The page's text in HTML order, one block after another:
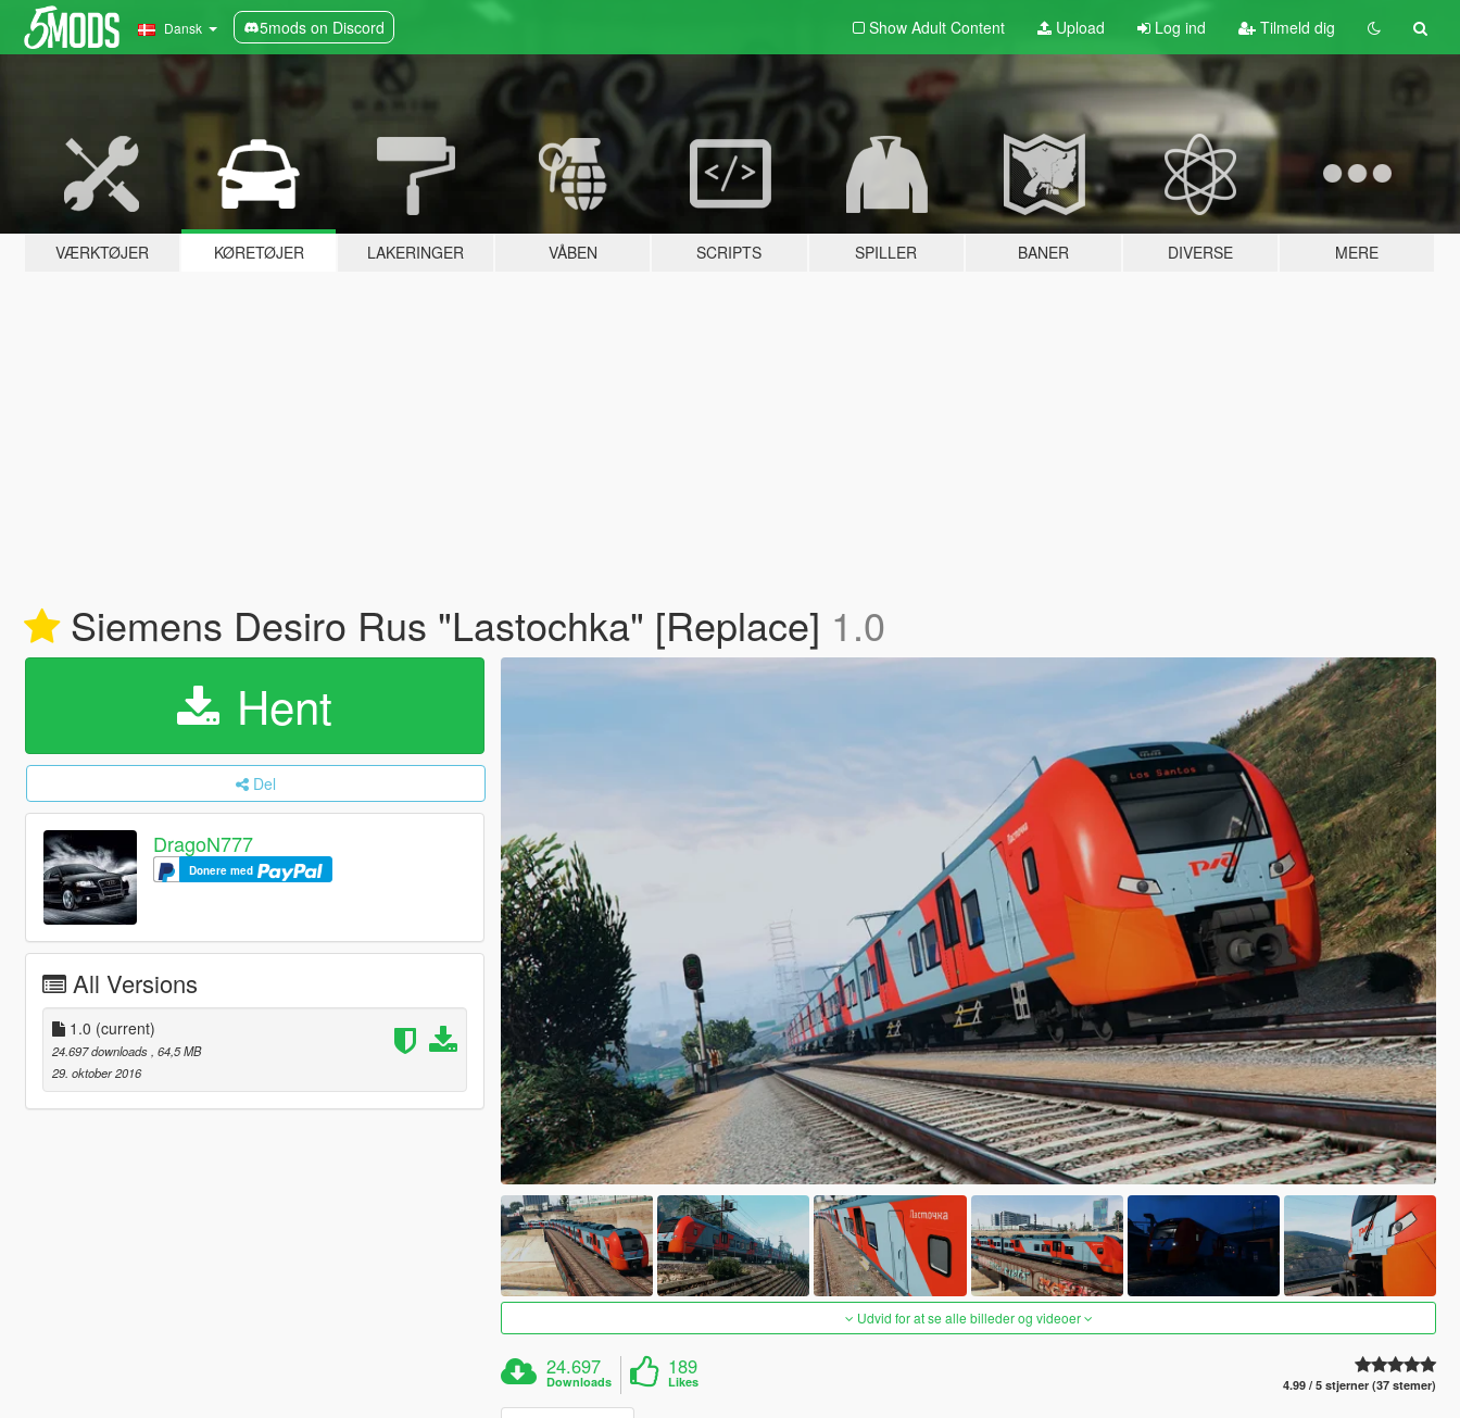
Dansk 5mods on Discord Show Adult Content Upload Log ind Tilmeld dig
VÆRKTØJER KØRETØJER LAKERINGER VÅBEN SCRIPTS SPILLER BANER DIVERSE MERE
Siemens Desiro Rus "Lastochka" [Replace] 1.0
Hent
Del
DragoN777
Donere med
All Versions
1.0 (current)
24.697 downloads , 64,5 MB
29. oktober 2016
Udvid for at se alle billeder og videoer
24.697
Downloads
189
Likes 4.99 / 5 stjerner (37 stemer)